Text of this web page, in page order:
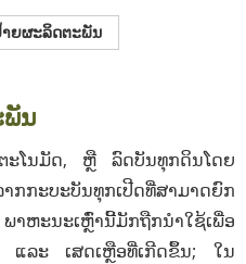
ຍຜະລິດຕະພັນ
ນ
ະໂນມັດ, ຫຼື ລົດບັນທຸກດິນໂດຍ
ກກະບະບັນທຸກເປີດທີ່ສາມາດຍົກ
ຫະນະເຫຼົ່ານີ້ມັກຖືກນຳໃຊ້ເພື່ອ
ແລະ ເສດເຫຼືອທີ່ເກີດຂຶ້ນ; ໃນ